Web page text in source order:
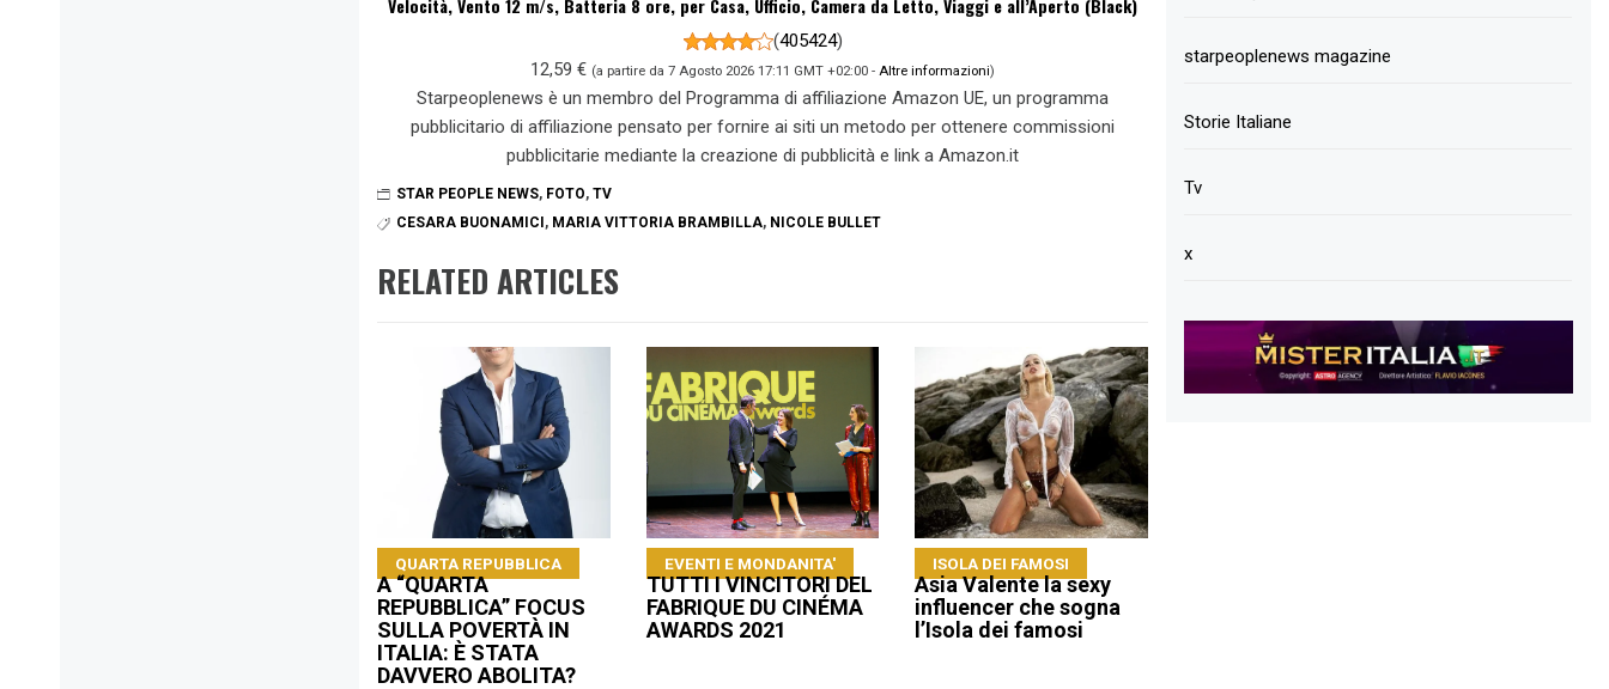
Velocità, Vento 12 m/s, Batteria 8 ore, per Casa, Ufficio, Camera da Letto, Viaggi e all’Aperto (Black)
(405424)
12,59 € (a partire da 7 Agosto 2026 17:11 GMT +02:00 -Altre informazioni)
Starpeoplenews è un membro del Programma di affiliazione Amazon UE, un programma
pubblicitario di affiliazione pensato per fornire ai siti un metodo per ottenere commissioni
pubblicitarie mediante la creazione di pubblicità e link a Amazon.it
STAR PEOPLE NEWS, FOTO, TV
CESARA BUONAMICI , MARIA VITTORIA BRAMBILLA, NICOLE BULLET
RELATED ARTICLES
QUARTA REPUBBLICA
A “QUARTA
REPUBBLICA” FOCUS
SULLA POVERTÀ IN
ITALIA: È STATA
DAVVERO ABOLITA?
EVENTI E MONDANITA'
TUTTI I VINCITORI DEL
FABRIQUE DU CINÉMA
AWARDS 2021
ISOLA DEI FAMOSI
Asia Valente la sexy
influencer che sogna
l’Isola dei famosi
starpeoplenews magazine
Storie Italiane
Tv
x